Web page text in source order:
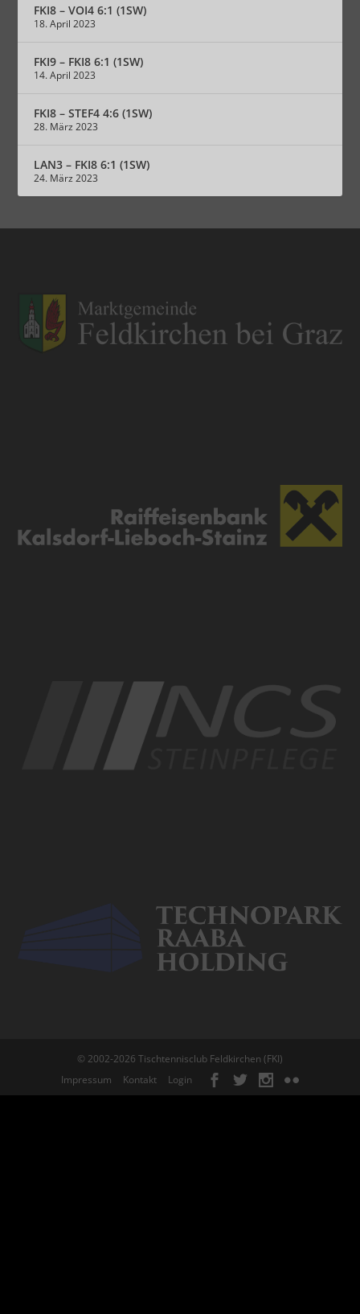
FKI8 – VOI4 6:1 (1SW)
18. April 2023
FKI9 – FKI8 6:1 (1SW)
14. April 2023
FKI8 – STEF4 4:6 (1SW)
28. März 2023
LAN3 – FKI8 6:1 (1SW)
24. März 2023
© 2002-2026 Tischtennisclub Feldkirchen (FKI)
Impressum
Kontakt Login